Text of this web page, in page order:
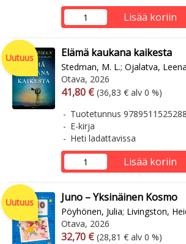
Lisää koriin
Uutuus Elämä kaukana kaikesta
Stedman, M. L.; Ojalatva, Leena
Otava, 2026
Arvonlisäverollinen hinta
41,80 € Arvonlisäveroton hinta
(36,83 € alv 0 %)
Tuotetunnus 9789511525288
E-kirja
Heti ladattavissa
Lisää koriin
Uutuus Juno – Yksinäinen Kosmo
Pöyhönen, Julia; Livingston,
Otava, 2026
Arvonlisäverollinen hinta
32,70 € Arvonlisäveroton hinta
(28,81 € alv 0 %)